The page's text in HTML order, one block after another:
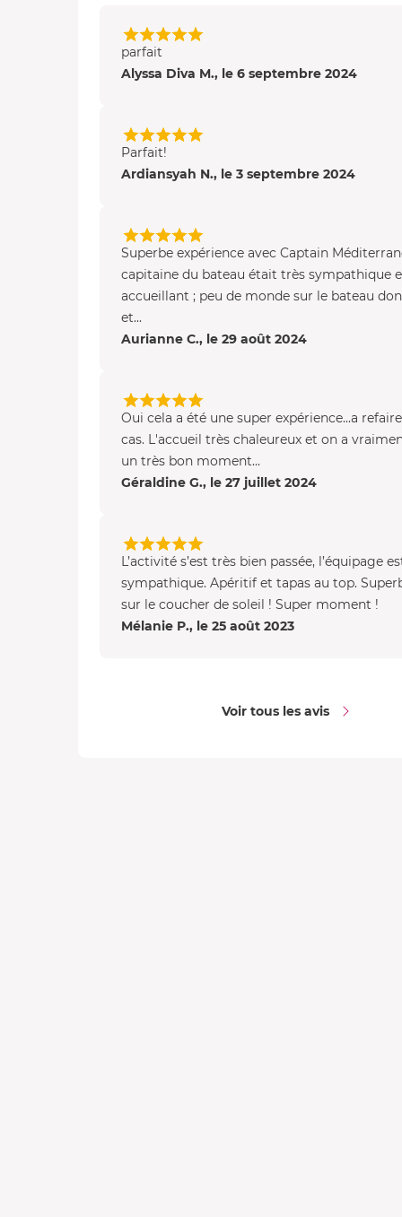
parfait
Alyssa Diva M., le 6 septembre 2024
Parfait!
Ardiansyah N., le 3 septembre 2024
Superbe expérience avec Captain
capitaine du bateau était très sympathique
accueillant ; peu de monde sur le bateau
et...
Aurianne C., le 29 août 2024
Oui cela a été une super expérience...a
cas. L'accueil très chaleureux et on a
un très bon moment...
Géraldine G., le 27 juillet 2024
L’activité s’est très bien passée, l’équipage
sympathique. Apéritif et tapas au top.
sur le coucher de soleil ! Super moment !
Mélanie P., le 25 août 2023
Voir tous les avis